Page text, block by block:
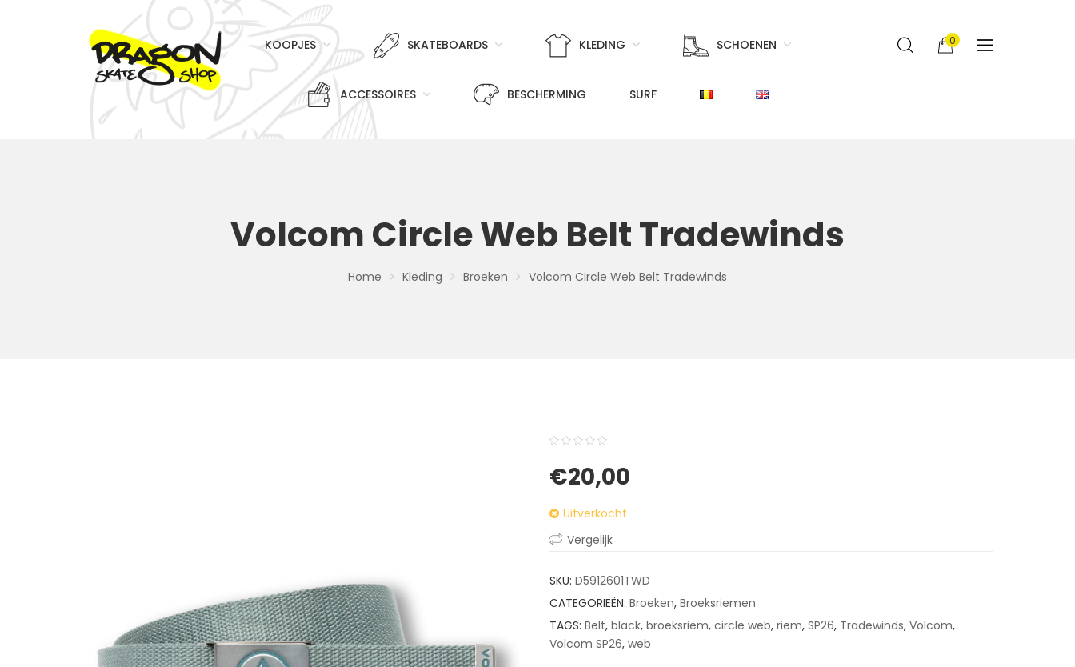
KOOPJES SKATEBOARDS KLEDING SCHOENEN
ACCESSOIRES BESCHERMING SURF
0
Volcom Circle Web Belt Tradewinds
Home Kleding Broeken Volcom Circle Web Belt Tradewinds
out
based
on
ratings
€20,00
Uitverkocht
Vergelijk
SKU: D5912601TWD
CATEGORIEËN: Broeken, Broeksriemen
TAGS: Belt, black, broeksriem, circle web, riem, SP26, Tradewinds, Volcom,
Volcom SP26, web